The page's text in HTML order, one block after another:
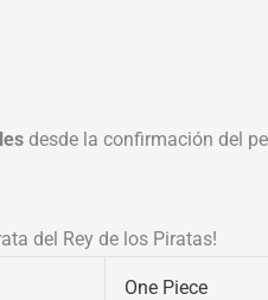
desde la confirmación del
del Rey de los Piratas!
One Piece